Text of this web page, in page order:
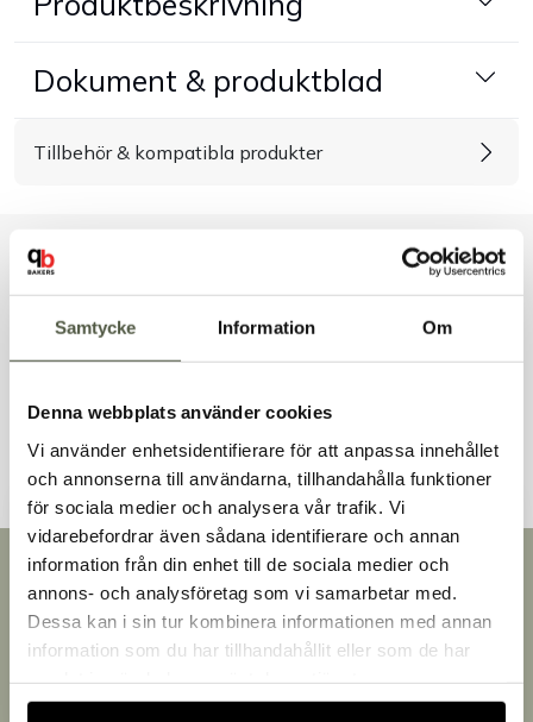
Samtycke Information Om
Denna webbplats använder cookies
Vi använder enhetsidentifierare för att anpassa innehållet
och annonserna till användarna, tillhandahålla funktioner
för sociala medier och analysera vår trafik. Vi
vidarebefordrar även sådana identifierare och annan
information från din enhet till de sociala medier och
annons- och analysföretag som vi samarbetar med.
Dessa kan i sin tur kombinera informationen med annan
information som du har tillhandahållit eller som de har
Varumärken
Outlet
Om Bakers
Kontakt
Dokument & produktblad
Tillbehör & kompatibla produkter
Liknande produkter
Andra kunder tittade även på
Snabb leverans
Leverans inom 3-5 arbetsdagar.
Brett sortiment
Över 30 000 produkter
Egen produktion
Välkommen till Bakers!
Handlar du som företag eller privatperson?
Fortsätt som privatperson